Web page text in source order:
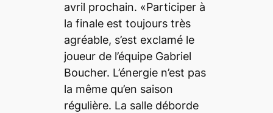
avril prochain. «Participer à
la finale est toujours très
agréable, s’est exclamé le
joueur de l’équipe Gabriel
Boucher. L’énergie n’est pas
la même qu’en saison
régulière. La salle déborde